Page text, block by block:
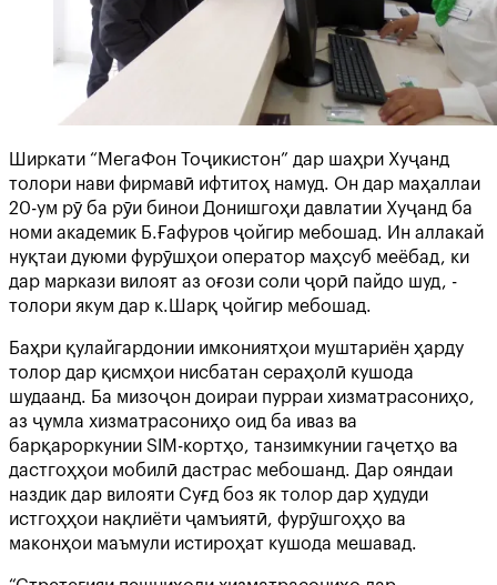
Ширкати “МегаФон Тоҷикистон” дар шаҳри Хуҷанд
толори нави фирмавӣ ифтитоҳ намуд. Он дар маҳаллаи
20-ум рӯ ба рӯи бинои Донишгоҳи давлатии Хуҷанд ба
номи академик Б.Ғафуров ҷойгир мебошад. Ин аллакай
нуқтаи дуюми фурӯшҳои оператор маҳсуб меёбад, ки
дар маркази вилоят аз оғози соли ҷорӣ пайдо шуд, -
толори якум дар к.Шарқ ҷойгир мебошад.
Баҳри қулайгардонии имкониятҳои муштариён ҳарду
толор дар қисмҳои нисбатан сераҳолӣ кушода
шудаанд. Ба мизоҷон доираи пурраи хизматрасониҳо,
аз ҷумла хизматрасониҳо оид ба иваз ва
барқароркунии SIM-кортҳо, танзимкунии гаҷетҳо ва
дастгоҳҳои мобилӣ дастрас мебошанд. Дар ояндаи
наздик дар вилояти Суғд боз як толор дар ҳудуди
истгоҳҳои нақлиёти ҷамъиятӣ, фурӯшгоҳҳо ва
маконҳои маъмули истироҳат кушода мешавад.